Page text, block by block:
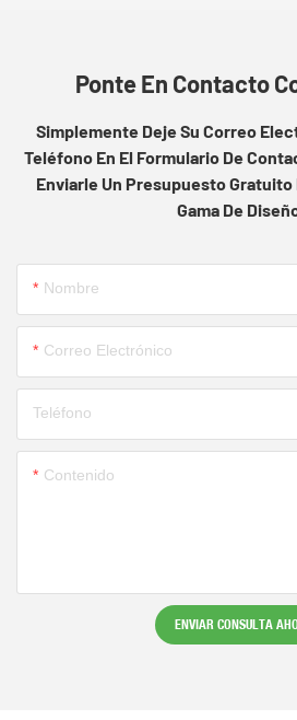
Ponte En Contacto
Simplemente Deje Su Correo
Teléfono En El Formulario De
Enviarle Un Presupuesto
Gama De
Nombre
Correo Electrónico
Teléfono
Contenido
ENVIAR CONSULTA